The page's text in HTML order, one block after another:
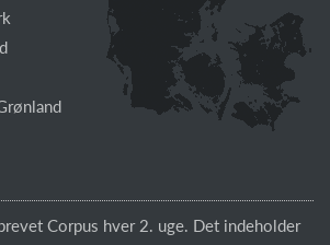
Corpus hver 2. uge. Det indeholder